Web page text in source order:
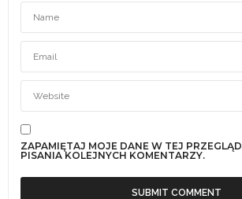
ZAPAMIĘTAJ MOJE DANE W TEJ
PISANIA KOLEJNYCH KOMENTARZY.